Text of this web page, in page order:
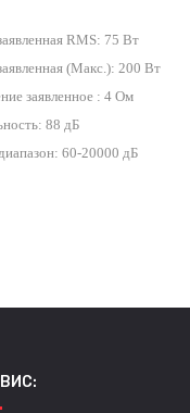
RMS: 75 Вт
(Макс.): 200 Вт
заявленное : 4 Ом
88 дБ
60-20000 дБ